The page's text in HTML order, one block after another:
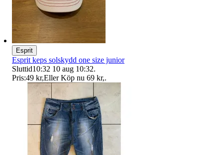
Esprit
Esprit keps solskydd one size junior
Sluttid10:32 10 aug 10:32.
Pris:49 kr,Eller Köp nu 69 kr,.